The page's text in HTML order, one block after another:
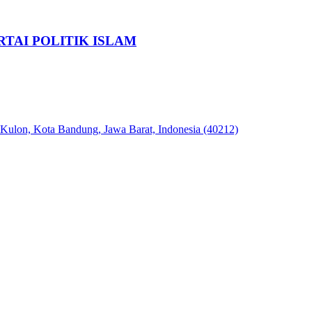
POLITIK ISLAM
Kota Bandung, Jawa Barat, Indonesia (40212)